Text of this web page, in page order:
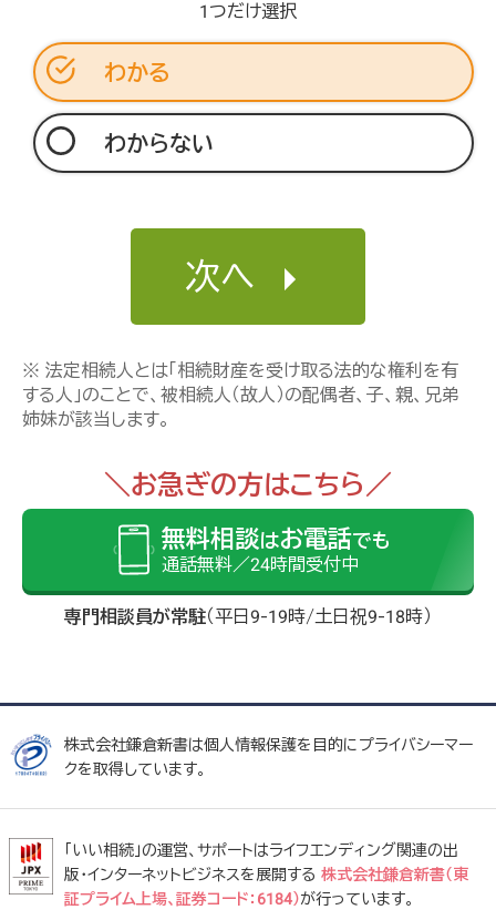
1つだけ選択
わかる
わからない
次へ
※ 法定相続人とは「相続財産を受け取る法的な権利を有
する人」のことで、被相続人（故人）の配偶者、子、親、兄弟
姉妹が該当します。
＼お急ぎの方はこちら／
無料相談はお電話でも
通話無料／24時間受付中
専門相談員が常駐（平日9-19時/土日祝9-18時）
株式会社鎌倉新書は個人情報保護を目的にプライバシーマー
クを取得しています。
「いい相続」の運営、サポートはライフエンディング関連の出
版・インターネットビジネスを展開する 株式会社鎌倉新書（東
証プライム上場、証券コード：6184）が行っています。